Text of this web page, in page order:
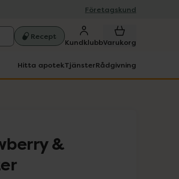
Företagskund
Recept
KundklubbVarukorg
Hitta apotekTjänsterRådgivning
&